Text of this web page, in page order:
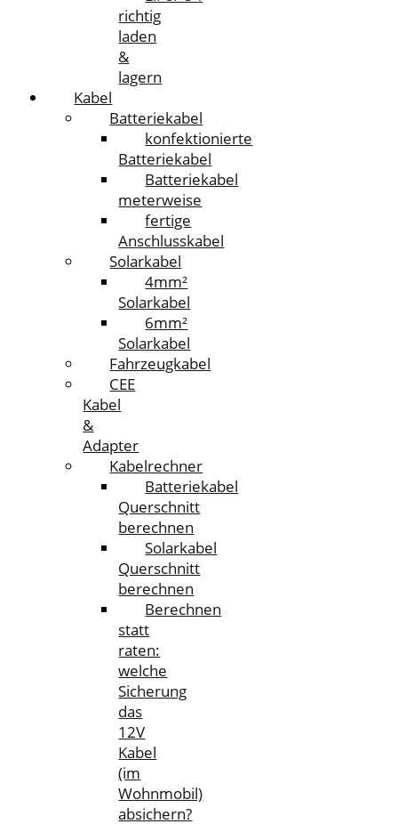
richtig
laden
&
lagern
Kabel
Batteriekabel
konfektionierte
Batteriekabel
Batteriekabel
meterweise
fertige
Anschlusskabel
Solarkabel
4mm²
Solarkabel
6mm²
Solarkabel
Fahrzeugkabel
CEE
Kabel
&
Adapter
Kabelrechner
Batteriekabel
Querschnitt
berechnen
Solarkabel
Querschnitt
berechnen
Berechnen
statt
raten:
welche
Sicherung
das
12V
Kabel
(im
Wohnmobil)
absichern?